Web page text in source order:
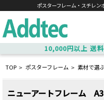
ポスターフレーム・スチレン
10,000円以上 送
TOP > ポスターフレーム > 素材で選
ニューアートフレーム